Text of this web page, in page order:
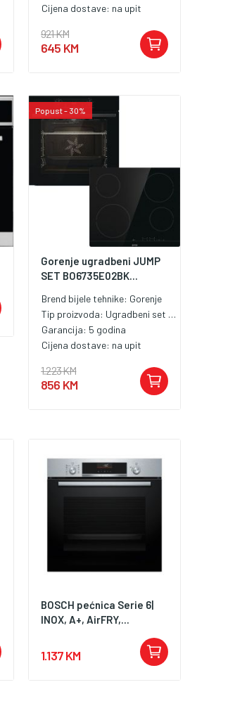
Cijena dostave: na upit
921 KM
645 KM
Popust - 30%
Gorenje ugradbeni JUMP
SET BO6735E02BK...
Brend bijele tehnike: Gorenje
Tip proizvoda: Ugradbeni set pećnica i ploća
Garancija: 5 godina
Cijena dostave: na upit
1.223 KM
856 KM
BOSCH pećnica Serie 6|
INOX, A+, AirFRY,...
1.137 KM